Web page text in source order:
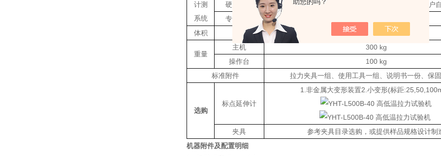
计测
系统
硬体规格
提供之电脑硬体规格选购原装品牌机,或客户
专用软体
体积
主机 86x60x210 cm(WxDxH)
重量
主机
300 kg
操作台
100 kg
标准附件
拉力夹具一组、使用工具一组、说明书一份、保
选购
标点延伸计
1.非金属大变形装置2.小变形(标距
夹具
参考夹具目录选购，或提供样品规格设计制
机器附件及配置明细